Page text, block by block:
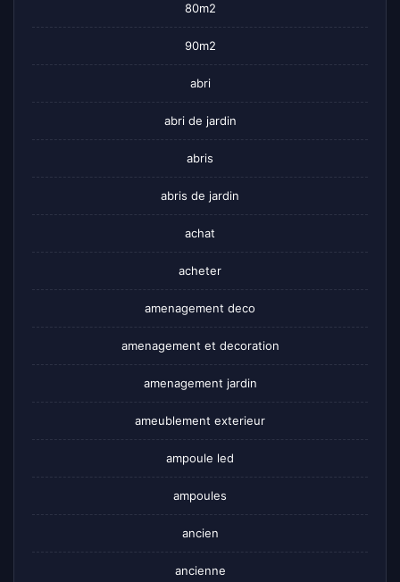
80m2
90m2
abri
abri de jardin
abris
abris de jardin
achat
acheter
amenagement deco
amenagement et decoration
amenagement jardin
ameublement exterieur
ampoule led
ampoules
ancien
ancienne